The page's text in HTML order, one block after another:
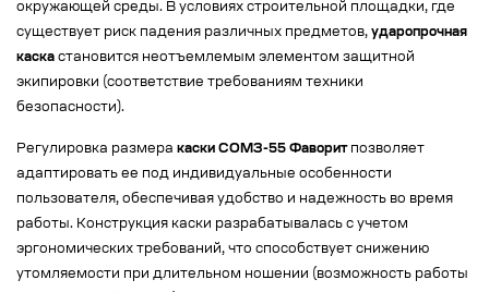
окружающей среды. В условиях строительной площадки, где
существует риск падения различных предметов, ударопрочная
каска становится неотъемлемым элементом защитной
экипировки (соответствие требованиям техники
безопасности).
Регулировка размера каски СОМЗ-55 Фаворитпозволяет
адаптировать ее под индивидуальные особенности
пользователя, обеспечивая удобство и надежность во время
работы. Конструкция каски разрабатывалась с учетом
эргономических требований, что способствует снижению
утомляемости при длительном ношении (возможность работы